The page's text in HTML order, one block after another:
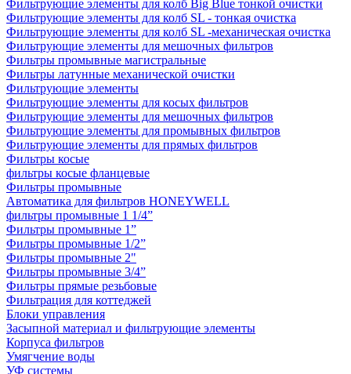
Фильтрующие элементы для колб Big Blue тонкой очистки
Фильтрующие элементы для колб SL - тонкая очистка
Фильтрующие элементы для колб SL -механическая очистка
Фильтрующие элементы для мешочных фильтров
Фильтры промывные магистральные
Фильтры латунные механической очистки
Фильтрующие элементы
Фильтрующие элементы для косых фильтров
Фильтрующие элементы для мешочных фильтров
Фильтрующие элементы для промывных фильтров
Фильтрующие элементы для прямых фильтров
Фильтры косые
фильтры косые фланцевые
Фильтры промывные
Автоматика для фильтров HONEYWELL
фильтры промывные 1 1/4”
Фильтры промывные 1”
Фильтры промывные 1/2”
Фильтры промывные 2"
Фильтры промывные 3/4”
Фильтры прямые резьбовые
Фильтрация для коттеджей
Блоки управления
Засыпной материал и фильтрующие элементы
Корпуса фильтров
Умягчение воды
УФ системы